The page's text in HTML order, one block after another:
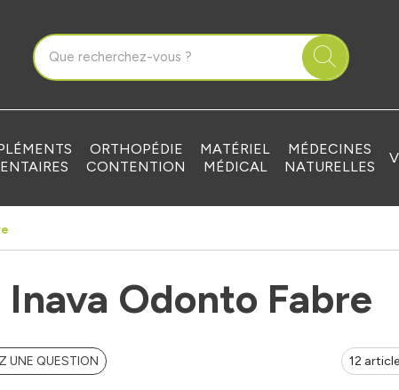
Grandvilliers Votre pharmacie en ligne à votre service
ORTHOPÉDIE
CONTENTION
MATÉRIEL
MÉDICAL
MÉDECINES
NATURELLES
Inava Odonto Fabre
UNE QUESTION